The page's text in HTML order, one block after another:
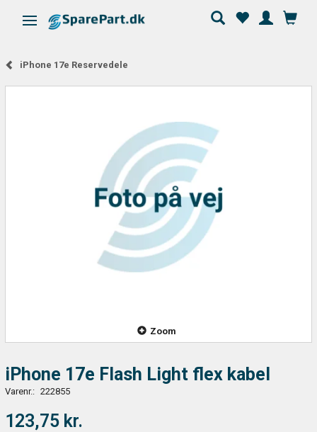
Skifte navigation
iPhone 17e Reservedele
Zoom
iPhone 17e Flash Light flex kabel
Varenr.: 222855
123,75 kr.